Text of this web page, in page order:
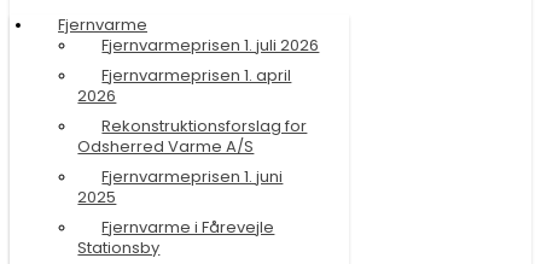
Fjernvarme
Fjernvarmeprisen 1. juli 2026
Fjernvarmeprisen 1. april
2026
Rekonstruktionsforslag for
Odsherred Varme A/S
Fjernvarmeprisen 1. juni
2025
Fjernvarme i Fårevejle
Stationsby